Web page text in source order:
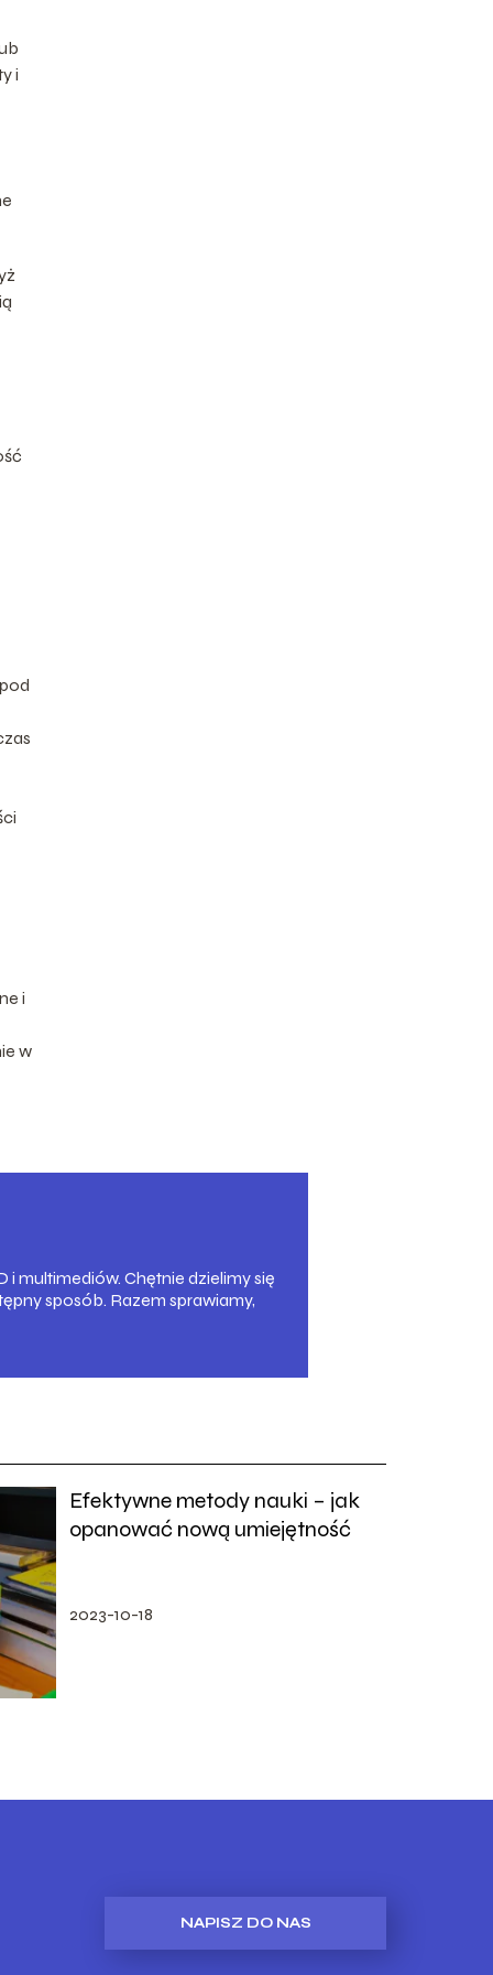
i
i
w
multimediów. Chętnie dzielimy się
sposób. Razem sprawiamy,
Efektywne metody nauki – jak
opanować nową umiejętność
2023-10-18
NAPISZ DO NAS